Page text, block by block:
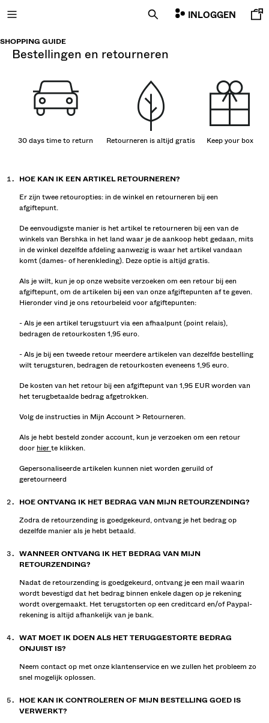
SHOPPING GUIDE
INLOGGEN
bestellingen en retourneren
30 days time to return Retourneren is altijd gratis Keep your box
HOE KAN IK EEN ARTIKEL RETOURNEREN?
Er zijn twee retouropties: in de winkel en retourneren bij een
afgiftepunt.
De eenvoudigste manier is het artikel te retourneren bij een van de
winkels van Bershka in het land waar je de aankoop hebt gedaan, mits
in de winkel dezelfde afdeling aanwezig is waar het artikel vandaan
komt (dames- of herenkleding). Deze optie is altijd gratis.
Als je wilt, kun je op onze website verzoeken om een retour bij een
afgiftepunt, om de artikelen bij een van onze afgiftepunten af te geven.
Hieronder vind je ons retourbeleid voor afgiftepunten:
- Als je een artikel terugstuurt via een afhaalpunt (point relais),
bedragen de retourkosten 1,95 euro.
- Als je bij een tweede retour meerdere artikelen van dezelfde bestelling
wilt terugsturen, bedragen de retourkosten eveneens 1,95 euro.
De kosten van het retour bij een afgiftepunt van 1,95 EUR worden van
het terugbetaalde bedrag afgetrokken.
Volg de instructies in Mijn Account > Retourneren.
Als je hebt besteld zonder account, kun je verzoeken om een retour
door hierte klikken.
Gepersonaliseerde artikelen kunnen niet worden geruild of
geretourneerd
HOE ONTVANG IK HET BEDRAG VAN MIJN RETOURZENDING?
Zodra de retourzending is goedgekeurd, ontvang je het bedrag op
dezelfde manier als je hebt betaald.
WANNEER ONTVANG IK HET BEDRAG VAN MIJN
RETOURZENDING?
Nadat de retourzending is goedgekeurd, ontvang je een mail waarin
wordt bevestigd dat het bedrag binnen enkele dagen op je rekening
wordt overgemaakt. Het terugstorten op een creditcard en/of Paypal-
rekening is altijd afhankelijk van je bank.
WAT MOET IK DOEN ALS HET TERUGGESTORTE BEDRAG
ONJUIST IS?
Neem contact op met onze klantenservice en we zullen het probleem zo
snel mogelijk oplossen.
HOE KAN IK CONTROLEREN OF MIJN BESTELLING GOED IS
VERWERKT?
NIEUW
CURATED BY
COMBO WINS %
BEKIJKEN
SHIRTS EN POLO'S
EN VESTEN
ORD SETS
VOOR JOU
SELLERS
PROJECTEN
MUSIC
CADEAUKAART